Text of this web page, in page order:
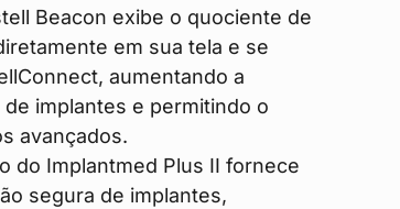
Beacon exibe o quociente de
em sua tela e se
aumentando a
implantes e permitindo o
avançados.
do Implantmed Plus II fornece
segura de implantes,